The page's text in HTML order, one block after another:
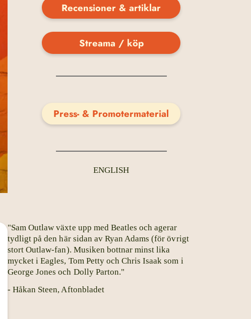
Recensioner & artiklar
Streama / köp
Press- & Promotermaterial
ENGLISH
"Sam Outlaw växte upp med Beatles och agerar
tydligt på den här sidan av Ryan Adams (för övrigt
stort Outlaw-fan). Musiken bottnar minst lika
mycket i Eagles, Tom Petty och Chris Isaak som i
George Jones och Dolly Parton."
- Håkan Steen, Aftonbladet